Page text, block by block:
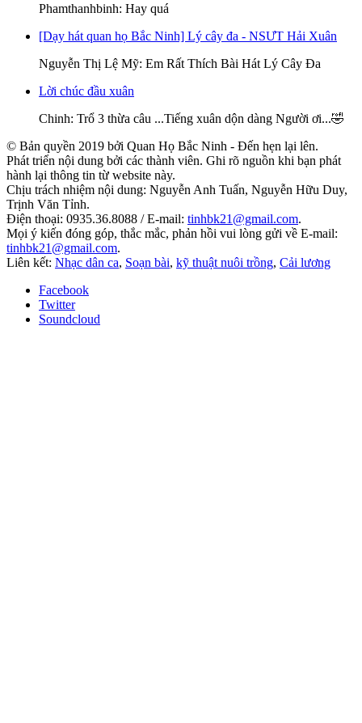
Phamthanhbinh: Hay quá
[Dạy hát quan họ Bắc Ninh] Lý cây đa - NSƯT Hải Xuân
Nguyễn Thị Lệ Mỹ: Em Rất Thích Bài Hát Lý Cây Đa
Lời chúc đầu xuân
Chinh: Trổ 3 thừa câu ...Tiếng xuân dộn dàng Người ơi...🤣
© Bản quyền 2019 bởi Quan Họ Bắc Ninh - Đến hẹn lại lên.
Phát triển nội dung bởi các thành viên. Ghi rõ nguồn khi bạn phát
hành lại thông tin từ website này.
Chịu trách nhiệm nội dung: Nguyễn Anh Tuấn, Nguyễn Hữu Duy,
Trịnh Văn Tỉnh.
Điện thoại: 0935.36.8088 / E-mail: tinhbk21@gmail.com.
Mọi ý kiến đóng góp, thắc mắc, phản hồi vui lòng gửi về E-mail:
tinhbk21@gmail.com.
Liên kết: Nhạc dân ca, Soạn bài, kỹ thuật nuôi trồng, Cải lương
Facebook
Twitter
Soundcloud